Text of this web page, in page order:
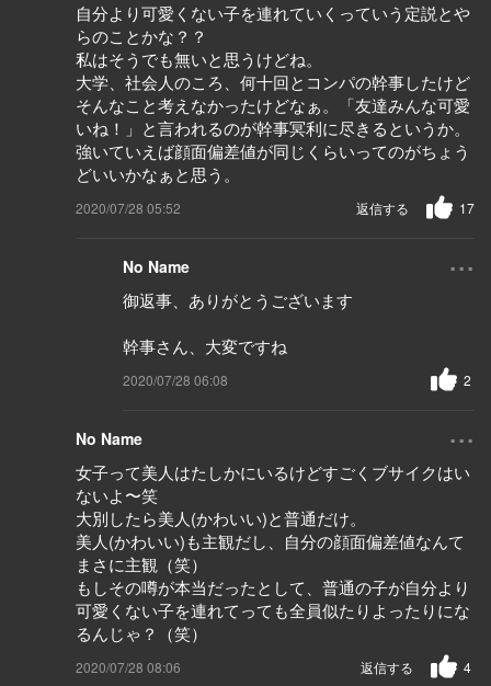
自分より可愛くない子を連れていくっていう定説とや
らのことかな？？
私はそうでも無いと思うけどね。
大学、社会人のころ、何十回とコンパの幹事したけど
そんなこと考えなかったけどなぁ。「友達みんな可愛
いね！」と言われるのが幹事冥利に尽きるというか。
強いていえば顔面偏差値が同じくらいってのがちょう
どいいかなぁと思う。
2020/07/28 05:52 17
返信する
No Name ...
御返事、ありがとうございます
幹事さん、大変ですね
2020/07/28 06:08 2
No Name ...
女子って美人はたしかにいるけどすごくブサイクはい
ないよ〜笑
大別したら美人(かわいい)と普通だけ。
美人(かわいい)も主観だし、自分の顔面偏差値なんて
まさに主観（笑）
もしその噂が本当だったとして、普通の子が自分より
可愛くない子を連れてっても全員似たりよったりにな
るんじゃ？（笑）
2020/07/28 08:06 4
返信する